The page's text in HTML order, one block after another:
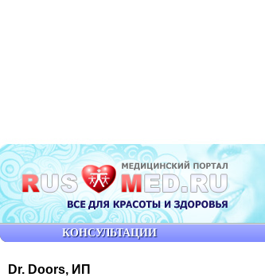
Dr. Doors, ИП
КОНСУЛЬТАЦИИ